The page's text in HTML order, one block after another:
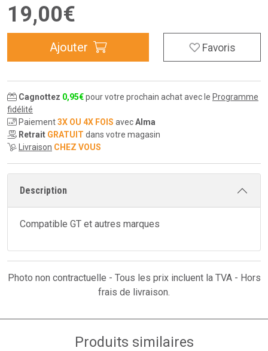
19,00€
Ajouter Favoris
Cagnottez 0,95€pour votre prochain achat avec le Programme
fidélité
Paiement3X OU 4X FOIS avecAlma
Retrait GRATUIT dans votre magasin
Livraison CHEZ VOUS
Description
Compatible GT et autres marques
Photo non contractuelle - Tous les prix incluent la TVA - Hors
frais de livraison.
Produits similaires